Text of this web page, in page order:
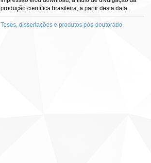
produção científica brasileira, a partir desta data.
Teses, dissertações e produtos pós-doutorado